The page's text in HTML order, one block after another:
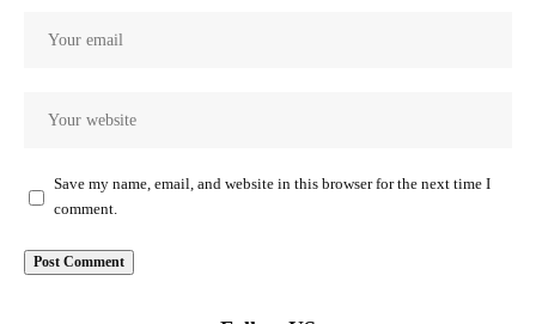
Save my name, email, and website in this browser for the next time I
comment.